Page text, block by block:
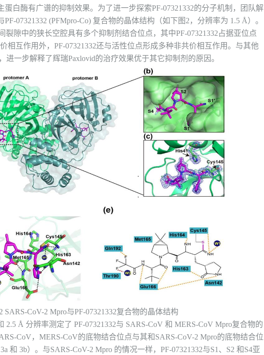
蛋白酶有广谱的抑制效果。 为了进一步探索PF-07321332的分子机制， 团队解
PF-07321332 (PFMpro-Co) 复合物的晶体结构（如下图 2 ，分辨率为 1.5 Å）。
裂隙中的狭长空腔具有多个抑制剂结合位点，其中PF-07321332占据亚位点
相互作用外， PF-07321332还与活性位点形成多种非共价相互作用。与其他
进一步解释了辉瑞Paxlovid的治疗效果优于其它抑制剂 的原因。
2 SARS-CoV-2 Mpro与PF-07321332复合物的晶体结构
2.5 Å 分辨率测定了 PF-07321332与 SARS-CoV 和 MERS-CoV Mpro复合物的
CoV ， MERS-CoV的底物结合位点与其和SARS-CoV-2 Mpro的底物结合位
3a 和 3b）。与SARS-CoV-2 Mpro 的情况一样， PF-07321332与S1 、 S2 和S4亚